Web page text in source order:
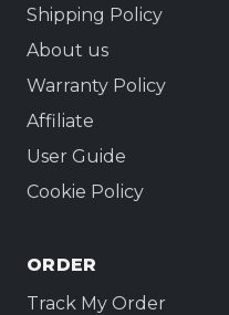
Shipping Policy
About us
Warranty Policy
Affiliate
User Guide
Cookie Policy
ORDER
Track My Order